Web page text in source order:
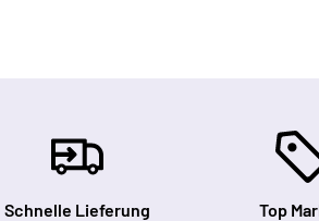
Schnelle Lieferung Top